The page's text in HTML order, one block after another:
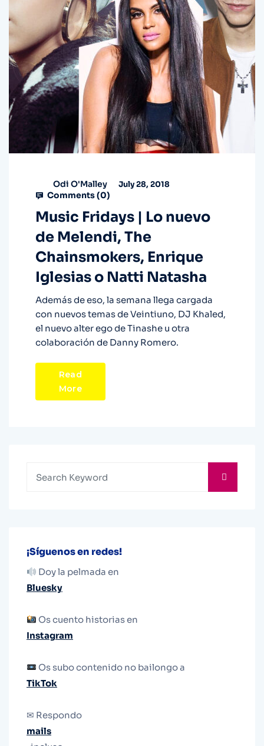
Odi O'Malley July 28, 2018
Comments (0)
Music Fridays | Lo nuevo
de Melendi, The
Chainsmokers, Enrique
Iglesias o Natti Natasha
Además de eso, la semana llega cargada
con nuevos temas de Veintiuno, DJ Khaled,
el nuevo alter ego de Tinashe u otra
colaboración de Danny Romero.
Read
More
¡Síguenos en redes!
Doy la pelmada en
Bluesky
Os cuento historias en
Instagram
Os subo contenido no bailongo a
TikTok
✉ Respondo
mails